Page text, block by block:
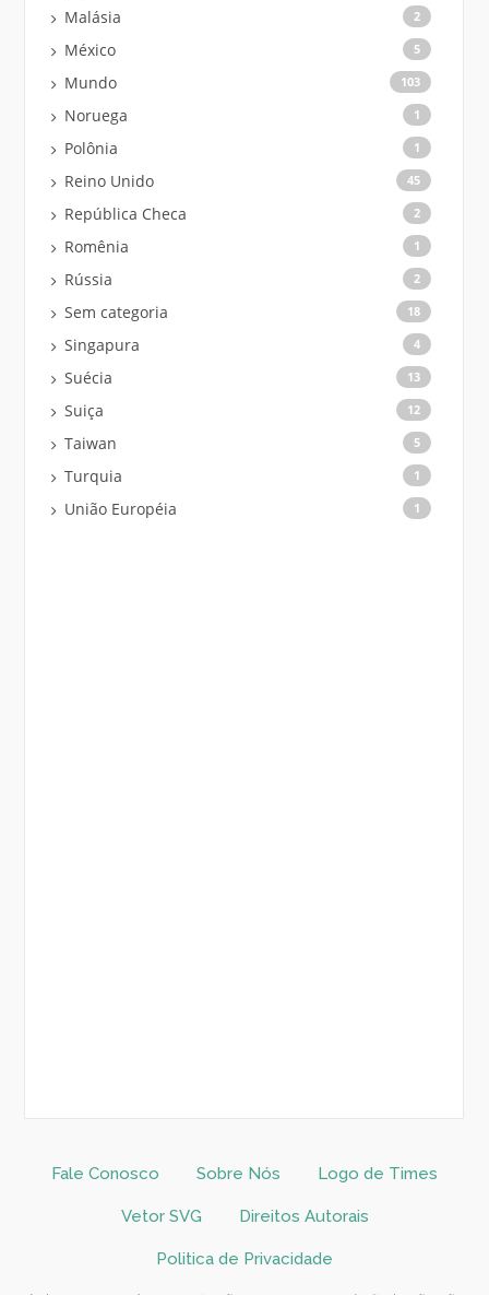
Malásia 2
México 5
Mundo 103
Noruega 1
Polônia 1
Reino Unido 45
República Checa 2
Romênia 1
Rússia 2
Sem categoria 18
Singapura 4
Suécia 13
Suiça 12
Taiwan 5
Turquia 1
União Européia 1
Fale Conosco Sobre Nós Logo de Times
Vetor SVG Direitos Autorais
Politica de Privacidade